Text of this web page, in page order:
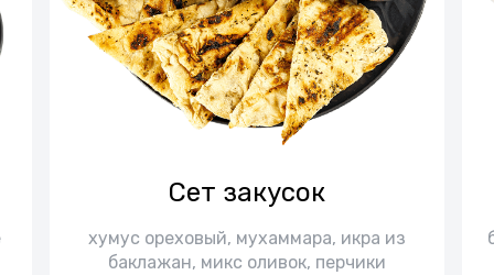
Сет закусок
хумус ореховый, мухаммара, икра из
баклажан, микс оливок, перчики